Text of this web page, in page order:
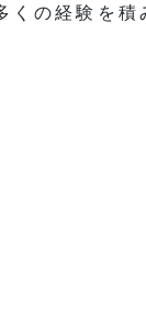
くの経験を積